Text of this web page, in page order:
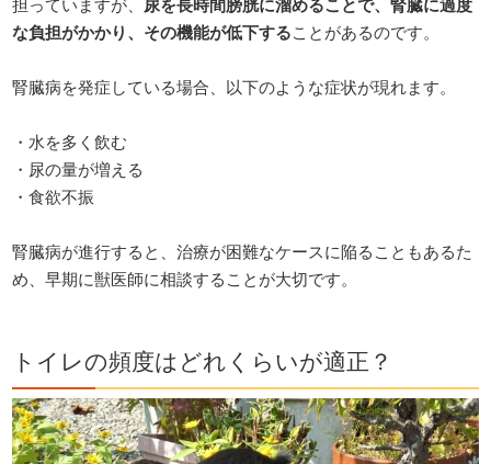
担っていますが、
尿を長時間膀胱に溜めることで、腎臓に過度
な負担がかかり、その機能が低下することがあるのです。
腎臓病を発症している場合、以下のような症状が現れます。
・水を多く飲む
・尿の量が増える
・食欲不振
腎臓病が進行すると、治療が困難なケースに陥ることもあるた
め、早期に獣医師に相談することが大切です。
トイレの頻度はどれくらいが適正？